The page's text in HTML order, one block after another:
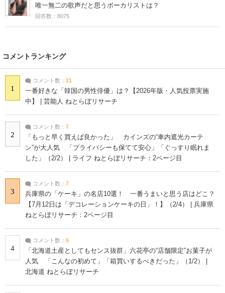
唯一無二の歌声だと思うボーカリストは？
回答数：8075
コメントランキング
1
コメント数： 21
一番好きな「韓国の男性俳優」は？【2026年版・人気投票実施
中】 | 芸能人 ねとらぼリサーチ
2
コメント数： 7
「もっと早く買えば良かった」 カインズの“車内遮光カーテ
ン”が大人気 「プライバシーも保てて安心」「ぐっすり眠れま
した」（2/2） | ライフ ねとらぼリサーチ：2ページ目
3
コメント数： 7
兵庫県の「ケーキ」の名店10選！ 一番うまいと思う店はどこ？
【7月12日は「デコレーションケーキの日」！】（2/4） | 兵庫県
ねとらぼリサーチ：2ページ目
4
コメント数： 5
「北海道土産としてもセンス抜群」六花亭の“店舗限定”お菓子が
人気 「こんなの初めて」「箱買いするべきだった」（1/2） |
北海道 ねとらぼリサーチ